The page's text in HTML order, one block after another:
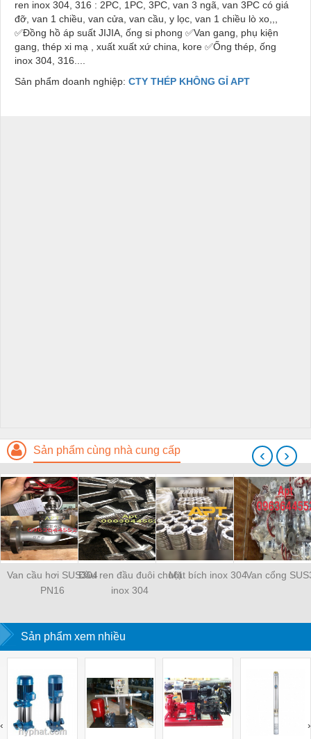
ren inox 304, 316 : 2PC, 1PC, 3PC, van 3 ngã, van 3PC có giá
đỡ, van 1 chiều, van cửa, van cầu, y lọc, van 1 chiều lò xo,,,
✅Đồng hồ áp suất JIJIA, ống si phong ✅Van gang, phụ kiện
gang, thép xi mạ , xuất xuất xứ china, kore ✅Ống thép, ống
inox 304, 316....
Sản phẩm doanh nghiệp: CTY THÉP KHÔNG GỈ APT
Sản phẩm cùng nhà cung cấp
Van cầu hơi SUS304
PN16
Đầu ren đầu đuôi chuột
inox 304
Mặt bích inox 304Van cổng
‹ ›
Sản phẩm xem nhiều
‹ ›